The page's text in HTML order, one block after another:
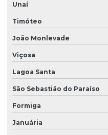
Unaí
Timóteo
João Monlevade
Viçosa
Lagoa Santa
São Sebastião do Paraíso
Formiga
Januária